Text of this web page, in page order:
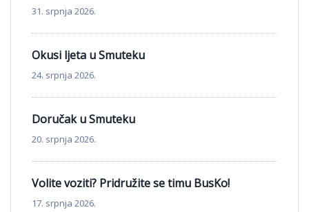
31. srpnja 2026.
Okusi ljeta u Smuteku
24. srpnja 2026.
Doručak u Smuteku
20. srpnja 2026.
Volite voziti? Pridružite se timu BusKo!
17. srpnja 2026.